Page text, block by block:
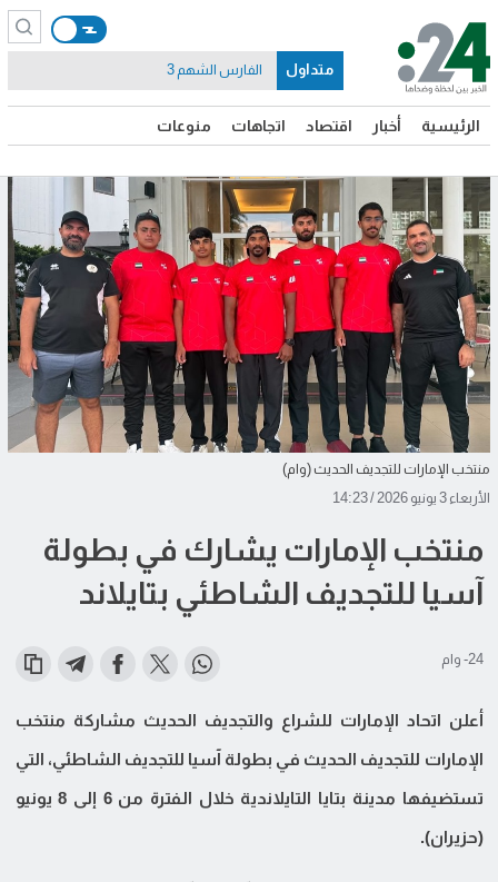
الرئيسية أخبار اقتصاد اتجاهات منوعات
متداول الفارس الشهم 3
منتخب الإمارات للتجديف الحديث (وام)
الأربعاء 3 يونيو 2026 / 14:23
منتخب الإمارات يشارك في بطولة
آسيا للتجديف الشاطئي بتايلاند
24- وام
أعلن اتحاد الإمارات للشراع والتجديف الحديث مشاركة منتخب
الإمارات للتجديف الحديث في بطولة آسيا للتجديف الشاطئي، التي
تستضيفها مدينة بتايا التايلاندية خلال الفترة من 6 إلى 8 يونيو
(حزيران).